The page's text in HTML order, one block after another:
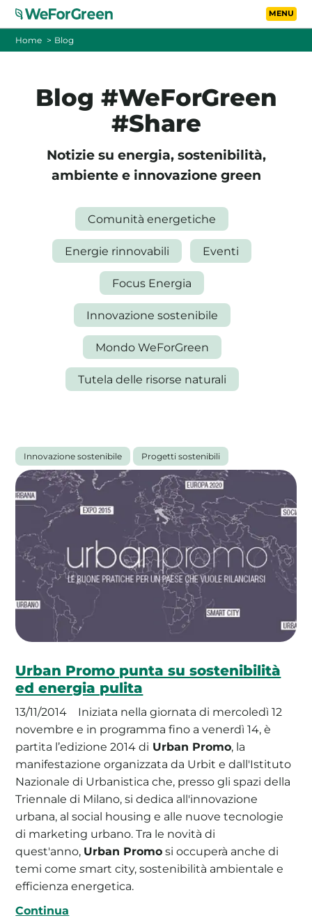
Vai al contenuto
La tua cooperativa energetica sostenibile
FOTOVOLTAICO A DISTANZA
CONTATTI
PASSA A WEFORGREEN
Home Blog
Blog #WeForGreen
#Share
Notizie su energia, sostenibilità,
ambiente e innovazione green
Comunità energetiche
Energie rinnovabili Eventi
Focus Energia
Innovazione sostenibile
Mondo WeForGreen
Tutela delle risorse naturali
Tutti gli articoli
Innovazione sostenibile Progetti sostenibili
Urban Promo punta su sostenibilità
ed energia pulita
13/11/2014
Iniziata nella giornata di mercoledì 12
novembre e in programma fino a venerdì 14, è
partita l’edizione 2014 di Urban Promo, la
manifestazione organizzata da Urbit e dall'Istituto
Nazionale di Urbanistica che, presso gli spazi della
Triennale di Milano, si dedica all'innovazione
urbana, al social housing e alle nuove tecnologie
di marketing urbano. Tra le novità di
quest'anno, Urban Promo si occuperà anche di
temi comesmart city, sostenibilità ambientale e
efficienza energetica.
Continua